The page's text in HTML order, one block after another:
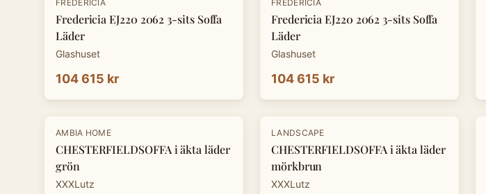
FREDERICIA
Fredericia EJ220 2062 3-sits Soffa
Läder
Glashuset
104 615 kr
FREDERICIA
Fredericia EJ220 2062 3-sits Soffa
Läder
Glashuset
104 615 kr
-25 %
AMBIA HOME
CHESTERFIELDSOFFA i äkta läder
grön
XXXLutz
- 25%
LANDSCAPE
CHESTERFIELDSOFFA i äkta läder
mörkbrun
XXXLutz